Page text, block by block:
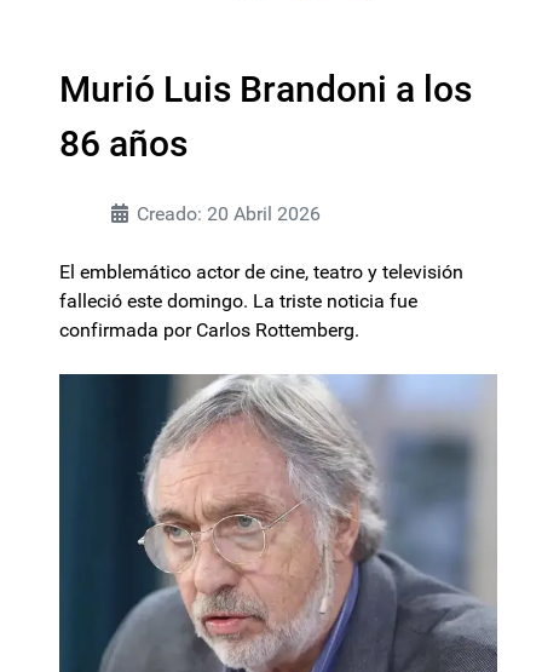
Murió Luis Brandoni a los
86 años
Creado: 20 Abril 2026
El emblemático actor de cine, teatro y televisión
falleció este domingo. La triste noticia fue
confirmada por Carlos Rottemberg.